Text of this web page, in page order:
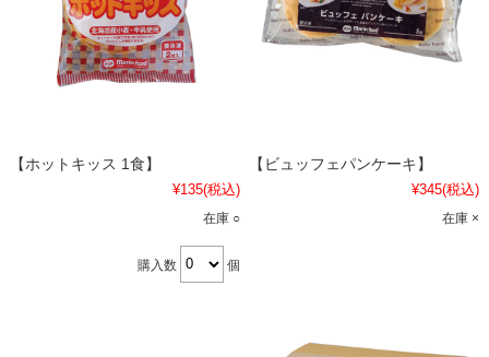
【ホットキッス 1食】
¥135(税込)
在庫 ○
購入数 個
【ビュッフェパンケーキ】
¥345(税込)
在庫 ×